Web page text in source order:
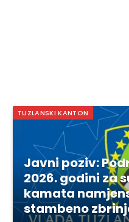
TUZLANSKI KANTON
Javni poziv:
2026. godini za
kamata
stambeno